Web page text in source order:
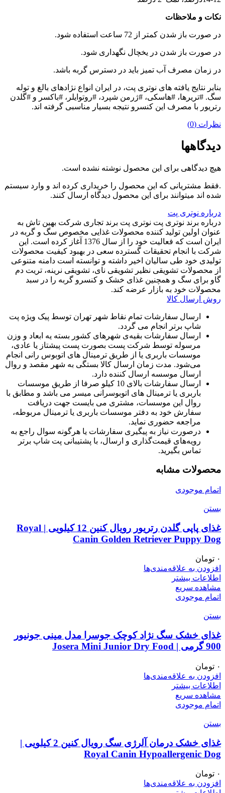
نکات و ملاحظات
در صورت باز شدن کمتر از 72 ساعت استفاده شود.
در صورت باز شدن در یخچال نگهداری شود.
در زمان مصرف آب تمیز باید در دسترس گربه باشد.
بنابر نتایج یافته های نوتری پت، در ایران انواع نژادهای بالغ و توله
سگ. #تریرها، #هاسکی، #ژرمن شپرد، #روتوایلر، #باکسر و #گلدن
رتریور با مصرف این کنسرو نتیجه بسیار مناسبی گرفته اند.
نظرات (0)
دیدگاهها
هیچ دیدگاهی برای این محصول نوشته نشده است.
.فقط مشتریانی که این محصول را خریداری کرده اند و وارد سیستم
شده اند میتوانند برای این محصول دیدگاه ارسال کنند.
درباره نوتری پت
درباره برند نوتری پت نوتری پت برند تجاری شرکت بهین تاش به
عنوان اولین تولید کننده محصولات غذایی مخصوص سگ و گربه در
ایران است که فعالیت خود را از سال 1376 آغاز کرده است. این
شرکت با انجام تحقیقات گسترده سعی در بهبود کیفیت محصولات
تولیدی خود طی سالیان اخیر داشته و توانسته است دامنه متنوعی
از محصولات تشویقی نظیر تشویقی نای، تشویقی نرینه، تریت دم
گاو برای سگ و همچنین غذای خشک و کنسرو گربه را در سبد
محصولات خود به بازار عرضه کند.
روش ارسال کالا
ارسال سفارشات تمام نقاط شهر تهران توسط پیک ویژه پت
شاپ برتر انجام می گردد.
ارسال سفارشات بقیه‌ی شهرهای کشور بسته یه ابعاد و وزن
مرسوله توسط شرکت پست بصورت پست پیشتاز یا عادی،
موسسات باربری یا از طریق ترمینال های اتوبوس رانی انجام
می‌شود. مدت زمان ارسال کالا بستگی به شهر مقصد و روال
ارسال موسسه ارسال کننده دارد.
ارسال سفارشات بالای 10 کیلو صرفا از طریق موسسات
باربری یا ترمینال های اتوبوسرانی میسر می باشد و مطابق با
روال این موسسات، مشتری می بایست جهت دریافت
سفارش خود به دفتر موسسات باربری یا ترمینال مربوطه،
مراجعه حضوری نماید.
درصورت نیاز به پیگیری سفارشات یا هرگونه سوال راجع به
رویه‌های قیمت‌گذاری و ارسال، با پشتیبانی پت شاپ برتر
تماس بگیرید.
محصولات مشابه
اتمام موجودی
بستن
غذای پاپی گلدن رتریور رویال کنین 12 کیلویی | Royal
Canin Golden Retriever Puppy Dog
۰ تومان
افزودن به علاقه‌مندی‌ها
اطلاعات بیشتر
مشاهده سریع
اتمام موجودی
بستن
غذای خشک سگ نژاد کوچک جوسرا مدل مینی جونیور
900 گرمی | Josera Mini Junior Dry Food
۰ تومان
افزودن به علاقه‌مندی‌ها
اطلاعات بیشتر
مشاهده سریع
اتمام موجودی
بستن
غذای خشک درمان آلرژی سگ رویال کنین 2 کیلویی |
Royal Canin Hypoallergenic Dog
۰ تومان
افزودن به علاقه‌مندی‌ها